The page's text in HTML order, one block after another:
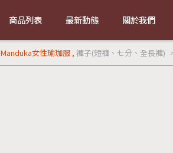
商品列表 最新動態 關於我們
Manduka女性瑜珈服, 褲子(短褲、七分、全長褲)